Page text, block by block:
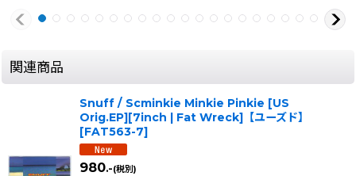
関連商品
Snuff / Scminkie Minkie Pinkie [US
Orig.EP][7inch | Fat Wreck]【ユーズド】
[FAT563-7]
980.-(税別)